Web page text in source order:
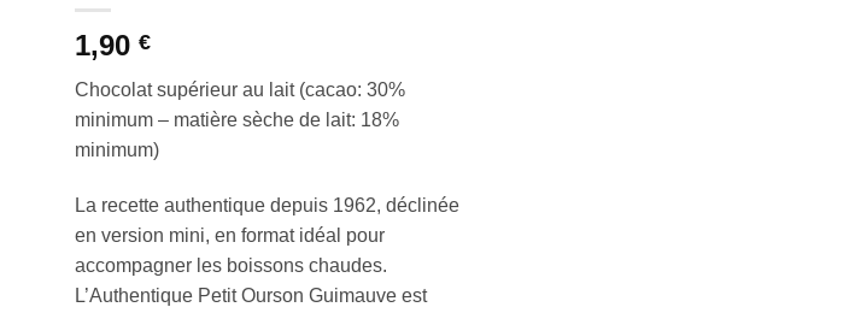
1,90 €
Chocolat supérieur au lait (cacao: 30%
minimum – matière sèche de lait: 18%
minimum)
La recette authentique depuis 1962, déclinée
en version mini, en format idéal pour
accompagner les boissons chaudes.
L’Authentique Petit Ourson Guimauve est